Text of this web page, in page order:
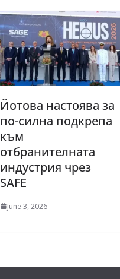
Йотова настоява за
по-силна подкрепа
към
отбранителната
индустрия чрез
SAFE
June 3, 2026